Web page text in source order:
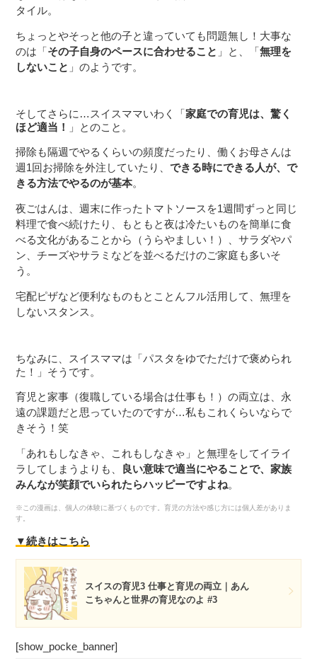
タイル。
ちょっとやそっと他の子と違っていても問題無し！大事な
のは「その子自身のペースに合わせること 」と、「無理を
しないこと 」のようです。
そしてさらに…スイスママいわく「家庭での育児は、驚く
ほど適当！
」とのこと。
掃除も隔週でやるくらいの頻度だったり、働くお母さんは
週1回お掃除を外注していたり、できる時にできる人が、で
きる方法でやるのが基本。
夜ごはんは、週末に作ったトマトソースを1週間ずっと同じ
料理で食べ続けたり、もともと夜は冷たいものを簡単に食
べる文化があることから（うらやましい！）、サラダやパ
ン、チーズやサラミなどを並べるだけのご家庭も多いそ
う。
宅配ピザなど便利なものもとことんフル活用して、無理を
しないスタンス。
ちなみに、スイスママは「パスタをゆでただけで褒められ
た！」そうです。
育児と家事（復職している場合は仕事も！）の両立は、永
遠の課題だと思っていたのですが…私もこれくらいならで
きそう！笑
「あれもしなきゃ、これもしなきゃ」と無理をしてイライ
ラしてしまうよりも、 良い意味で適当にやることで、家族
みんなが笑顔でいられたらハッピーですよね。
※この漫画は、個人の体験に基づくものです。育児の方法や感じ方には個人差がありま
す。
▼続きはこちら
スイスの育児3 仕事と育児の両立｜あん
こちゃんと世界の育児なのよ #3
[show_pocke_banner]